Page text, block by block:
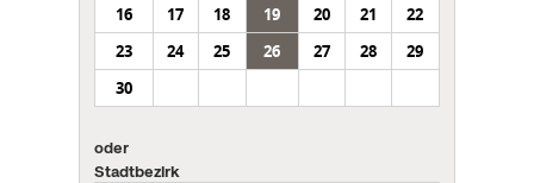
16
17 18 19 20 21
22
23
24 25 26 27 28
29
30
oder
Stadtbezirk